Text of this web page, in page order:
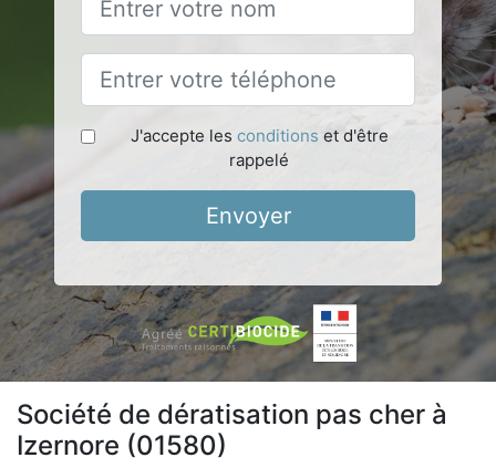
J'accepte les conditions et d'être
rappelé
Envoyer
Société de dératisation pas cher à
Izernore (01580)